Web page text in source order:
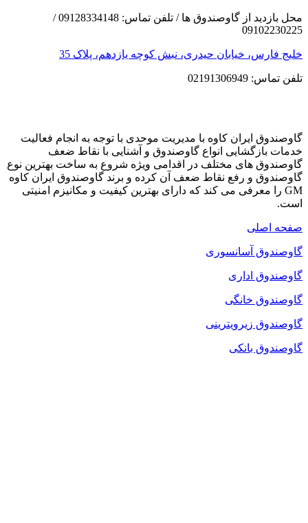
محل بازدید از گاوصندوق ها / تلفن تماس: 09128334148 /
09102230225
خلیج فارس، خیابان حیدری، نبش کوچه یازدهم، پلاک 35
تلفن تماس: 02191306949
گاوصندوق ایران کاوه با مدیریت موحدی با توجه به انجام فعالیت
خدمات بازگشایی انواع گاوصندوق و آشنایی با نقاط ضعف
گاوصندوق های مختلف در اقدامی ویژه شروع به ساخت بهترین نوع
گاوصندوق و رفع نقاط ضعف آن کرده و برند گاوصندوق ایران کاوه
GM را معرفی می کند که دارای بهترین کیفیت و مکانیزم امنیتی
است.
صفحه اصلی
گاوصندوق آسانسوری
گاوصندوق اداری
گاوصندوق خانگی
گاوصندوق زیرویترینی
گاوصندوق بانکی